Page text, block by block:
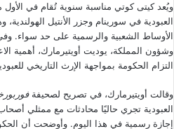
ويُعد كيتى كوتي مناسبة سنوية تُقام في الأول
العبودية في سورينام وجزر الأنتيل
الأوساط الشعبية والرسمية على حد سواء.
وشؤون المملكة، يوديت أويتيرمارك، أهمية
التزام الحكومة بمواجهة الإرث التاريخي
وقالت أويتيرمارك، في تصريح لصحيفة
العبودية تجري حاليًا محادثات مع ممثلي
إجازة رسمية في هذا اليوم. وأوضحت أن